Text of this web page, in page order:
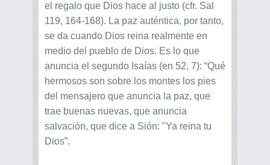
el regalo que Dios hace al justo (cfr. Sal
119, 164-168). La paz auténtica, por tanto,
se da cuando Dios reina realmente en
medio del pueblo de Dios. Es lo que
anuncia el segundo Isaías (en 52, 7): “Qué
hermosos son sobre los montes los pies
del mensajero que anuncia la paz, que
trae buenas nuevas, que anuncia
salvación, que dice a Sión: "Ya reina tu
Dios”.